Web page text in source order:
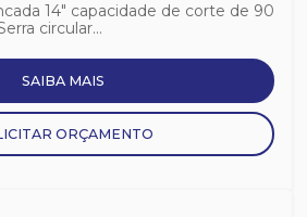
14" capacidade de corte de 90
circular...
SAIBA MAIS
ORÇAMENTO